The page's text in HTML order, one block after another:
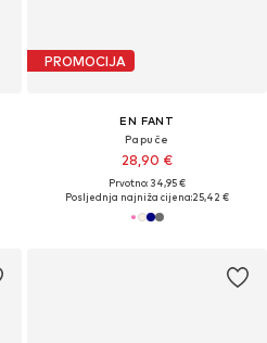
PROMOCIJA
EN FANT
Papuče
28,90 €
Prvotno: 34,95 €
Posljednja najniža cijena:25,42 €